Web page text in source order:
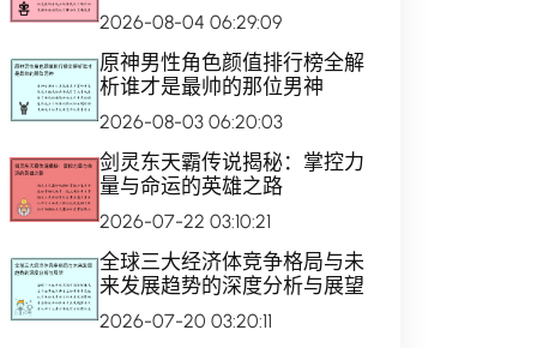
2026-08-04 06:29:09
原神男性角色颜值排行榜全解
析谁才是最帅的那位男神
2026-08-03 06:20:03
剑灵东天霸传说揭秘：掌控力
量与命运的英雄之路
2026-07-22 03:10:21
全球三大经济体竞争格局与未
来发展趋势的深度分析与展望
2026-07-20 03:20:11